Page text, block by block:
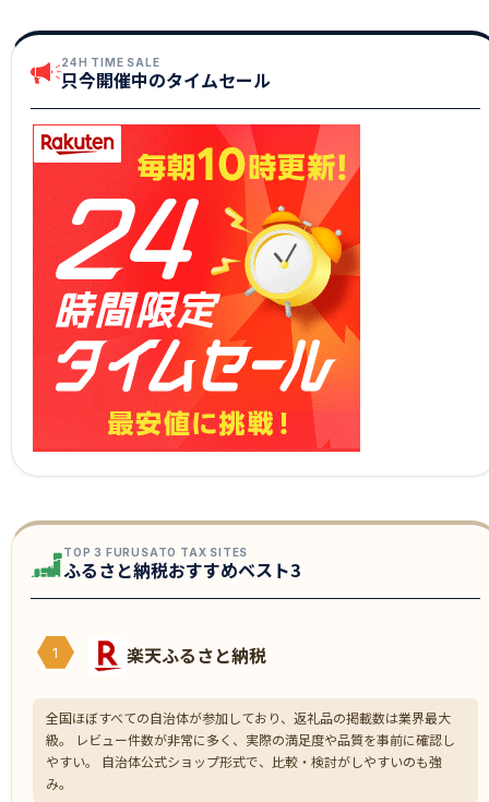
24H TIME SALE
只今開催中のタイムセール
TOP 3 FURUSATO TAX SITES
ふるさと納税おすすめベスト3
1 楽天ふるさと納税
全国ほぼすべての自治体が参加しており、返礼品の掲載数は業界最大
級。 レビュー件数が非常に多く、実際の満足度や品質を事前に確認し
やすい。 自治体公式ショップ形式で、比較・検討がしやすいのも強
み。